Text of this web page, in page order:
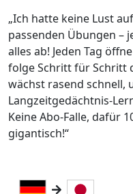
„Ich hatte keine Lust
passenden Übungen –
alles ab! Jeden Tag
folge Schritt für Schritt
wächst rasend schnell,
Langzeitgedächtnis-
Keine Abo-Falle, dafür
gigantisch!“